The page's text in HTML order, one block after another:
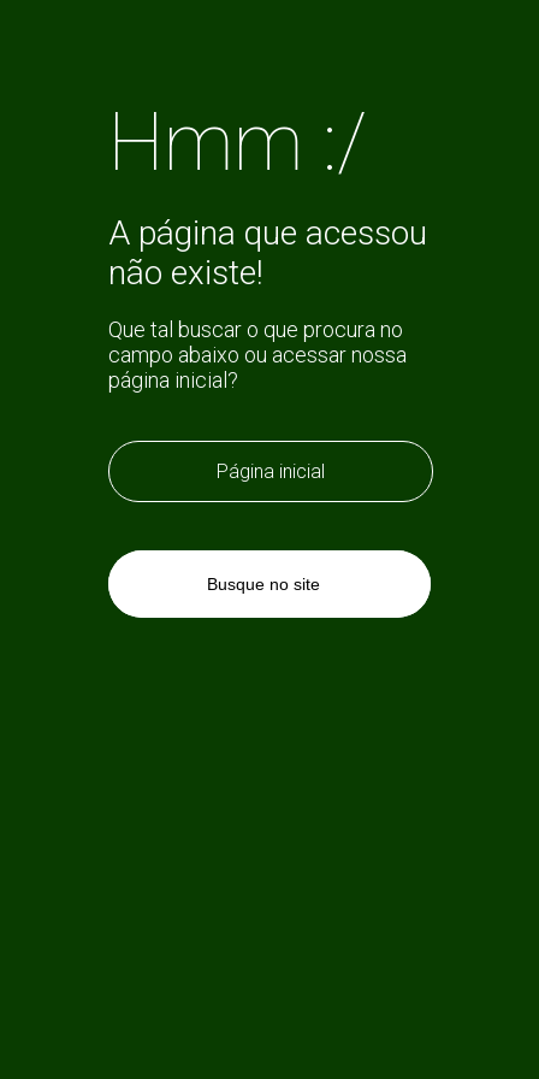
Hmm :/
A página que acessou
não existe!
Que tal buscar o que procura no
campo abaixo ou acessar nossa
página inicial?
Página inicial